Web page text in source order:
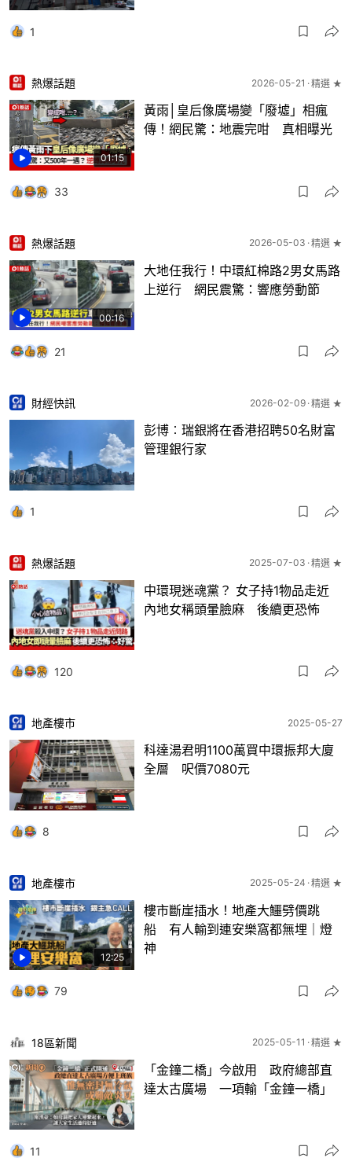
1
01:15
熱爆話題 2026-05-21 精選 ★
黃雨│皇后像廣場變「廢墟」相瘋
傳！網民驚：地震完咁 真相曝光
33
00:16
熱爆話題 2026-05-03 精選 ★
大地任我行！中環紅棉路2男女馬路
上逆行 網民震驚：響應勞動節
21
財經快訊 2026-02-09 精選 ★
彭博︰瑞銀將在香港招聘50名財富
管理銀行家
1
熱爆話題 2025-07-03 精選 ★
中環現迷魂黨？ 女子持1物品走近
內地女稱頭暈臉麻 後續更恐怖
120
地產樓市 2025-05-27
科達湯君明1100萬買中環振邦大廈
全層 呎價7080元
8
12:25
地產樓市 2025-05-24 精選 ★
樓市斷崖插水！地產大鱷劈價跳
船 有人輸到連安樂窩都無埋｜燈
神
79
18區新聞 2025-05-11 精選 ★
「金鐘二橋」今啟用 政府總部直
達太古廣場 一項輸「金鐘一橋」
11